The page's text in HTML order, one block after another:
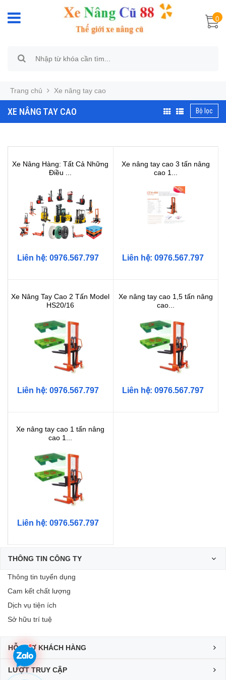
0
Trang chủ Xe nâng tay cao
XE NÂNG TAY CAO Bộ lọc
Xe Nâng Hàng: Tất Cả Những
Điều ...
Liên hệ: 0976.567.797
Xe nâng tay cao 3 tấn nâng
cao 1...
Liên hệ: 0976.567.797
Xe Nâng Tay Cao 2 Tấn Model
HS20/16
Liên hệ: 0976.567.797
Xe nâng tay cao 1,5 tấn nâng
cao...
Liên hệ: 0976.567.797
Xe nâng tay cao 1 tấn nâng
cao 1...
Liên hệ: 0976.567.797
THÔNG TIN CÔNG TY
Thông tin tuyển dụng
Cam kết chất lượng
Dịch vụ tiện ích
Sở hữu trí tuệ
HỖ TRỢ KHÁCH HÀNG
LƯỢT TRUY CẬP